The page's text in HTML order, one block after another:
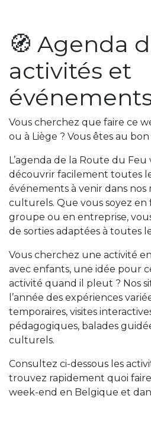
🧭 Agenda
activités et
Vous cherchez que faire ce
ou à Liège ? Vous êtes au
L’agenda de la Route du
découvrir facilement toutes
événements à venir dans nos
culturels. Que vous soyez en
groupe ou en entreprise,
de sorties adaptées à toutes
Vous cherchez une activité
avec enfants, une idée pour
activité quand il pleut ? Nos
l’année des expériences
temporaires, visites
pédagogiques, balades
culturels.
Consultez ci-dessous les
trouvez rapidement quoi
week-end en Belgique et